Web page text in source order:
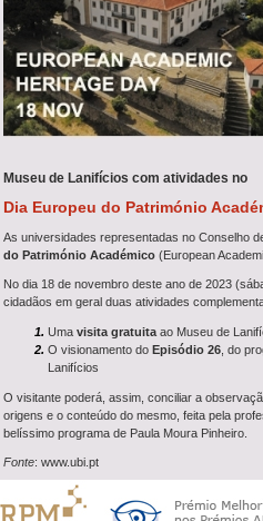
Museu de Lanifícios com atividades no
Dia Europeu do Património
As universidades representadas no Conselho
do Património Académico (European
No dia 18 de novembro deste ano de 2023
cidadãos em geral duas atividades
Uma visita gratuitaao Museu de
O visionamento do Episódio 26, do
Lanifícios
O visitante poderá, assim, conciliar a
origens e o conteúdo do mesmo, feita pela
belíssimo programa de Paula Moura Pinheiro.
Fonte: www.ubi.pt
Para mais informações contactar o Museu